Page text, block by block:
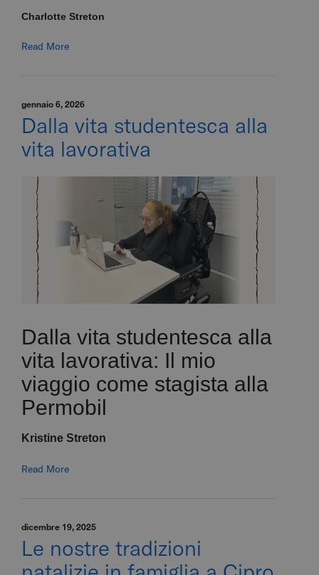
Charlotte Streton
Read More
gennaio 6, 2026
Dalla vita studentesca alla
vita lavorativa
Dalla vita studentesca alla
vita lavorativa: Il mio
viaggio come stagista alla
Permobil
Kristine Streton
Read More
dicembre 19, 2025
Le nostre tradizioni